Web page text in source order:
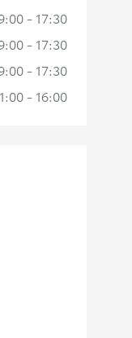
- 17:30
- 17:30
- 17:30
- 16:00